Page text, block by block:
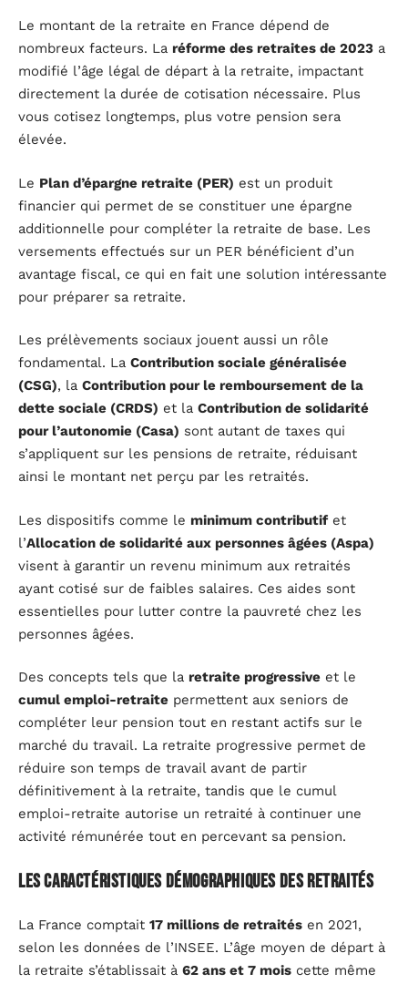
Le montant de la retraite en France dépend de
nombreux facteurs. La réforme des retraites de 2023 a
modifié l’âge légal de départ à la retraite, impactant
directement la durée de cotisation nécessaire. Plus
vous cotisez longtemps, plus votre pension sera
élevée.
Le Plan d’épargne retraite (PER) est un produit
financier qui permet de se constituer une épargne
additionnelle pour compléter la retraite de base. Les
versements effectués sur un PER bénéficient d’un
avantage fiscal, ce qui en fait une solution intéressante
pour préparer sa retraite.
Les prélèvements sociaux jouent aussi un rôle
fondamental. La Contribution sociale généralisée
(CSG), la Contribution pour le remboursement de la
dette sociale (CRDS) et la Contribution de solidarité
pour l’autonomie (Casa) sont autant de taxes qui
s’appliquent sur les pensions de retraite, réduisant
ainsi le montant net perçu par les retraités.
Les dispositifs comme le minimum contributifet
l’Allocation de solidarité aux personnes âgées (Aspa)
visent à garantir un revenu minimum aux retraités
ayant cotisé sur de faibles salaires. Ces aides sont
essentielles pour lutter contre la pauvreté chez les
personnes âgées.
Des concepts tels que la retraite progressive et le
cumul emploi-retraite permettent aux seniors de
compléter leur pension tout en restant actifs sur le
marché du travail. La retraite progressive permet de
réduire son temps de travail avant de partir
définitivement à la retraite, tandis que le cumul
emploi-retraite autorise un retraité à continuer une
activité rémunérée tout en percevant sa pension.
Les caractéristiques démographiques des retraités
La France comptait 17 millions de retraités en 2021,
selon les données de l’INSEE. L’âge moyen de départ à
la retraite s’établissait à 62 ans et 7 mois cette même